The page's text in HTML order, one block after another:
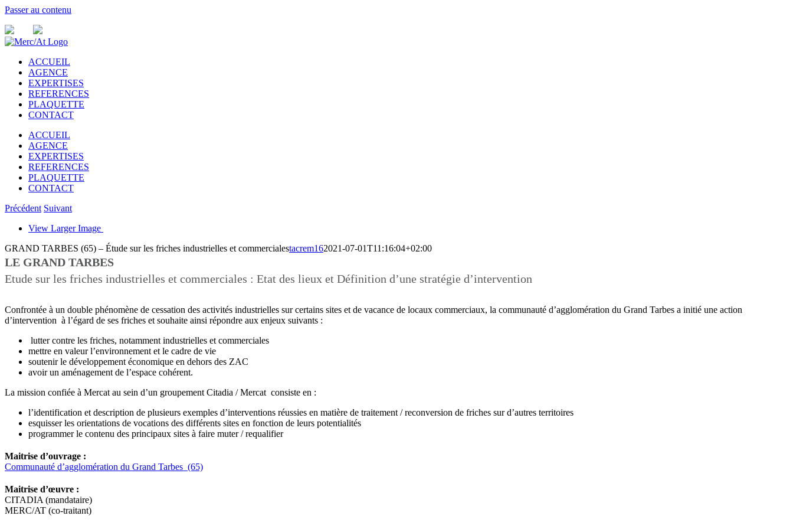
Passer au contenu
ACCUEIL
AGENCE
EXPERTISES
REFERENCES
PLAQUETTE
CONTACT
ACCUEIL
AGENCE
EXPERTISES
REFERENCES
PLAQUETTE
CONTACT
Précédent Suivant
View Larger Image
GRAND TARBES (65) – Étude sur les friches industrielles et commercialestacrem162021-07-01T11:16:04+02:00
LE GRAND TARBES
Etude sur les friches industrielles et commerciales : Etat des lieux et Définition d’une stratégie d’intervention
Confrontée à un double phénomène de cessation des activités industrielles sur certains sites et de vacance de locaux commerciaux, la communauté d’agglomération du Grand Tarbes a initié une action
d’intervention à l’égard de ses friches et souhaite ainsi répondre aux enjeux suivants :
lutter contre les friches, notamment industrielles et commerciales
mettre en valeur l’environnement et le cadre de vie
soutenir le développement économique en dehors des ZAC
avoir un aménagement de l’espace cohérent.
La mission confiée à Mercat au sein d’un groupement Citadia / Mercat consiste en :
l’identification et description de plusieurs exemples d’interventions réussies en matière de traitement / reconversion de friches sur d’autres territoires
esquisser les orientations de vocations des différents sites en fonction de leurs potentialités
programmer le contenu des principaux sites à faire muter / requalifier
Maitrise d’ouvrage :
Communauté d’agglomération du Grand Tarbes (65)
Maitrise d’œuvre :
CITADIA (mandataire)
MERC/AT (co-traitant)